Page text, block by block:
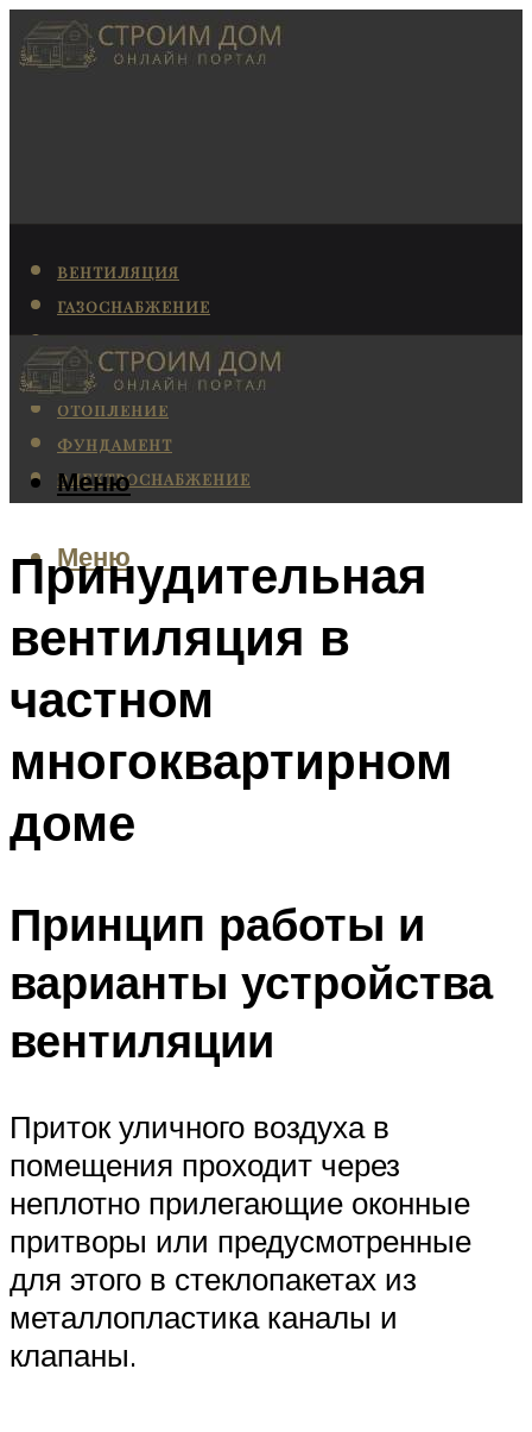
ВЕНТИЛЯЦИЯ
ГАЗОСНАБЖЕНИЕ
КАНАЛИЗАЦИЯ
КОНДИЦИОНИРОВАНИЕ
ОТОПЛЕНИЕ
ФУНДАМЕНТ
ЭЛЕКТРОСНАБЖЕНИЕ
Меню
Меню
Принудительная
вентиляция в
частном
многоквартирном
доме
Принцип работы и
варианты устройства
вентиляции
Приток уличного воздуха в
помещения проходит через
неплотно прилегающие оконные
притворы или предусмотренные
для этого в стеклопакетах из
металлопластика каналы и
клапаны.